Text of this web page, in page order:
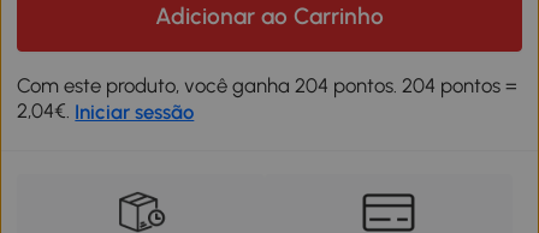
Adicionar ao Carrinho
Com este produto, você ganha 204 pontos. 204 pontos =
2,04€. Iniciar sessão